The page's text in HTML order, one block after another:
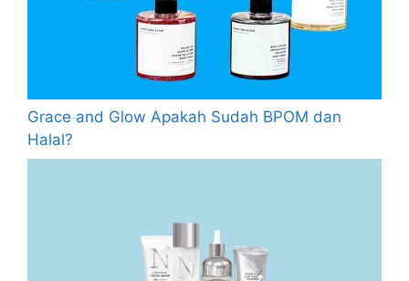
Grace and Glow Apakah Sudah BPOM dan
Halal?